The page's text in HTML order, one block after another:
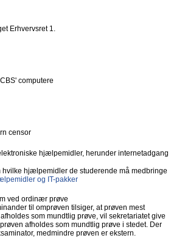
Erhvervsret 1.
computere
censor
hjælpemidler, herunder internetadgang
hjælpemidler de studerende må medbringe
og IT-pakker
ved ordinær prøve
til omprøven tilsiger, at prøven mest
som mundtlig prøve, vil sekretariatet give
afholdes som mundtlig prøve i stedet. Der
medmindre prøven er ekstern.